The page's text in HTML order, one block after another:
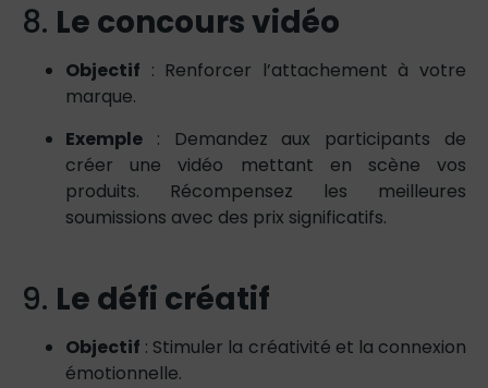
8. Le concours vidéo
Objectif : Renforcer l’attachement à votre
marque.
Exemple : Demandez aux participants de
créer une vidéo mettant en scène vos
produits. Récompensez les meilleures
soumissions avec des prix significatifs.
9. Le défi créatif
Objectif : Stimuler la créativité et la connexion
émotionnelle.